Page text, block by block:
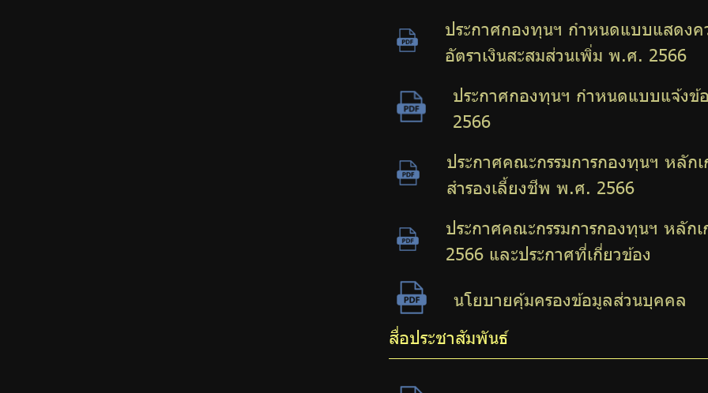
ประกาศกองทุนฯ กำหนดแบบแสดง
อัตราเงินสะสมส่วนเพิ่ม พ.ศ. 2566
ประกาศกองทุนฯ กำหนดแบบแจ้งข้
2566
ประกาศคณะกรรมการกองทุนฯ หลัก
สำรองเลี้ยงชีพ พ.ศ. 2566
ประกาศคณะกรรมการกองทุนฯ หลัก
2566 และประกาศที่เกี่ยวข้อง
นโยบายคุ้มครองข้อมูลส่วนบุคคล
สื่อประชาสัมพันธ์